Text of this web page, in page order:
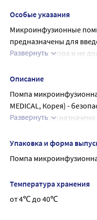
Особые указания
Микроинфузионные
предназначены для
чистого раствора и не
частицы, так как это
Развернуть
Описание
Помпа
MEDICAL, Корея) -
изделие,
настройки,
Современные
позволяют проводить
стационарных, но и в
Развернуть
Упаковка и форма
Помпа
Температура хранения
от 4℃ до 40℃